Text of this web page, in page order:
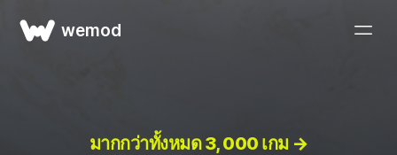
wemod
มากกว่าทั้งหมด 3, 000 เกม →